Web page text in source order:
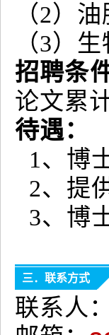
（2）
（3）
招聘条
论文累
待遇：
1、博
2、提
3、博
三．联系方式
联系人